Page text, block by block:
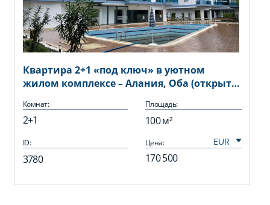
Квартира 2+1 «под ключ» в уютном
жилом комплексе – Алания, Оба (открыт
Комнат:
2+1
Площадь:
100 м²
ID:
3780
Цена:
170 500